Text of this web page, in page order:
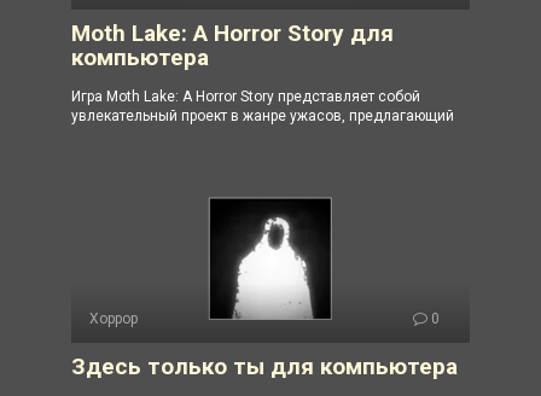
Moth Lake: A Horror Story для
компьютера
Игра Moth Lake: A Horror Story представляет собой
увлекательный проект в жанре ужасов, предлагающий
Хоррор 0
Здесь только ты для компьютера